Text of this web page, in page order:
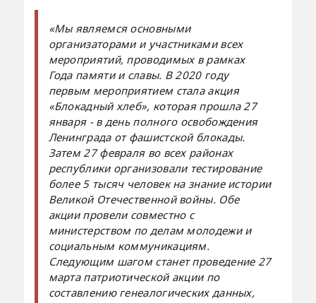
«Мы являемся основными
организаторами и участниками всех
мероприятий, проводимых в рамках
Года памяти и славы. В 2020 году
первым мероприятием стала акция
«Блокадный хлеб», которая прошла 27
января - в день полного освобождения
Ленинграда от фашистской блокады.
Затем 27 февраля во всех районах
республики организовали тестирование
более 5 тысяч человек на знание истории
Великой Отечественной войны. Обе
акции провели совместно с
министерством по делам молодежи и
социальным коммуникациям.
Следующим шагом станет проведение 27
марта патриотической акции по
составлению генеалогических данных,